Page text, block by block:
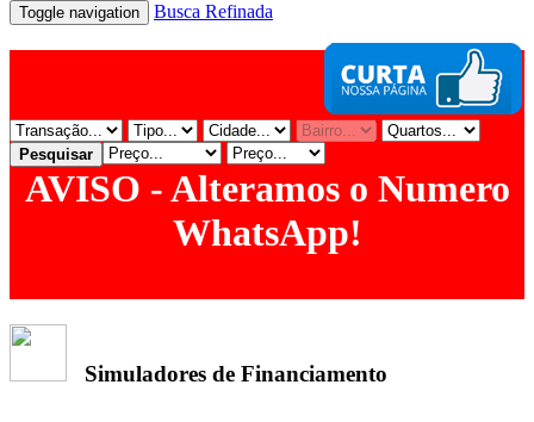
Toggle navigation Busca Refinada
Pesquisar
AVISO - Alteramos o Numero
WhatsApp!
Simuladores de Financiamento